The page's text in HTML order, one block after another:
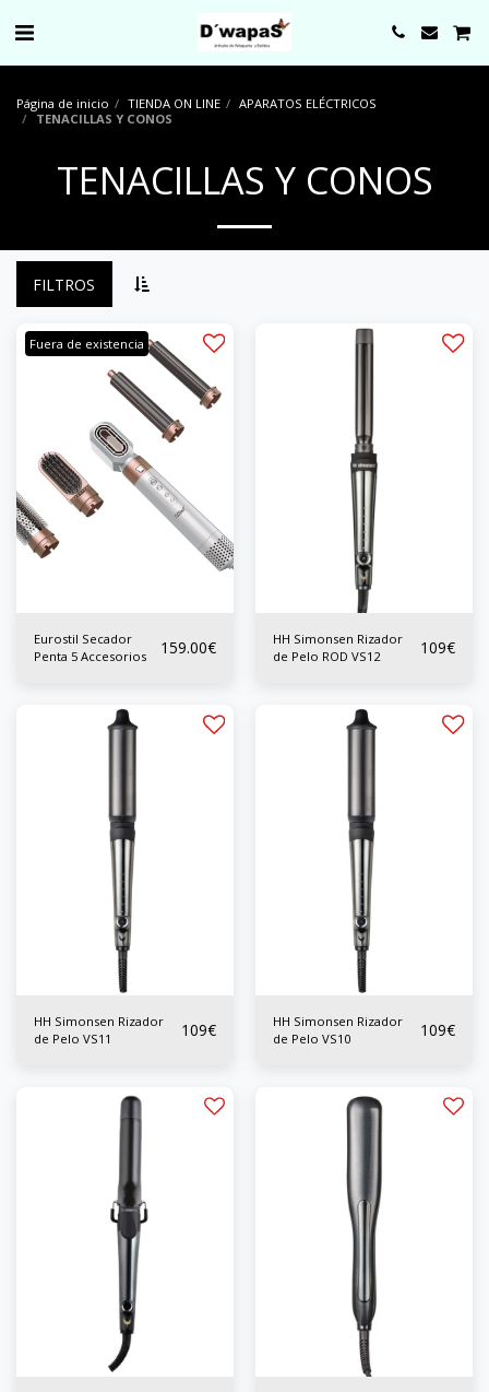
Página de inicio TIENDA ON LINE
APARATOS ELÉCTRICOS
TENACILLAS Y CONOS
TENACILLAS Y CONOS
FILTROS
Fuera de existencia
Eurostil Secador
Penta 5 Accesorios
159.00€
HH Simonsen Rizador
de Pelo ROD VS12
109€
HH Simonsen Rizador
de Pelo VS11
109€
HH Simonsen Rizador
de Pelo VS10
109€